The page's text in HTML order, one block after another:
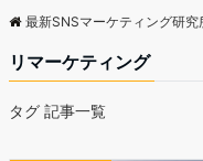
最新SNSマーケティング研
リマーケティング
タグ 記事一覧